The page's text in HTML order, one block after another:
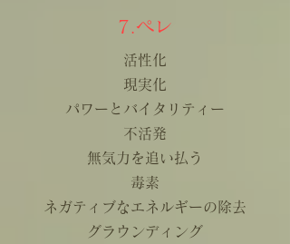
7.ペレ
活性化
現実化
パワーとバイタリティー
不活発
無気力を追い払う
毒素
ネガティブなエネルギーの除去
グラウンディング